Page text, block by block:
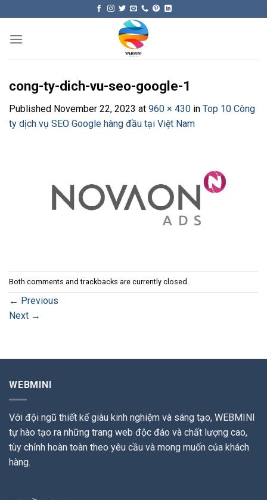
content
cong-ty-dich-vu-seo-google-1
Published November 22, 2023 at 960 × 430 in Top 10 Công
ty dịch vụ SEO Google hàng đầu tại Việt Nam
Both comments and trackbacks are currently closed.
← Previous
Next →
WEBMINI
Với đội ngũ thiết kế giàu kinh nghiệm và sáng tạo, WEBMINI
tự hào tạo ra những trang web độc đáo và chất lượng cao,
tùy chỉnh hoàn toàn theo yêu cầu và mong muốn của khách
hàng.